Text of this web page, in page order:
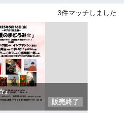
3件マッチしました
』
販売終了